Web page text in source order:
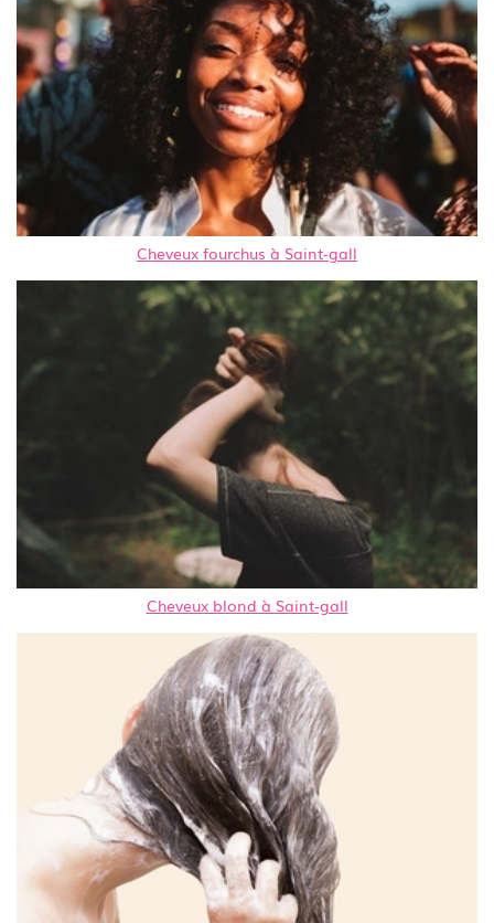
Cheveux fourchus à Saint-gall
Cheveux blond à Saint-gall